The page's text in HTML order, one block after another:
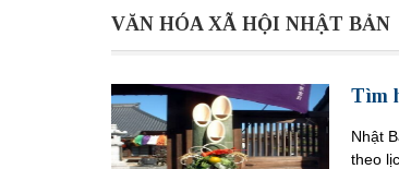
VĂN HÓA XÃ HỘI NHẬT BẢN
Tìm
Nhật
theo